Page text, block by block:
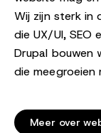
Wij zijn sterk in
die UX/UI, SEO
Drupal bouwen
die meegroeien
Meer over